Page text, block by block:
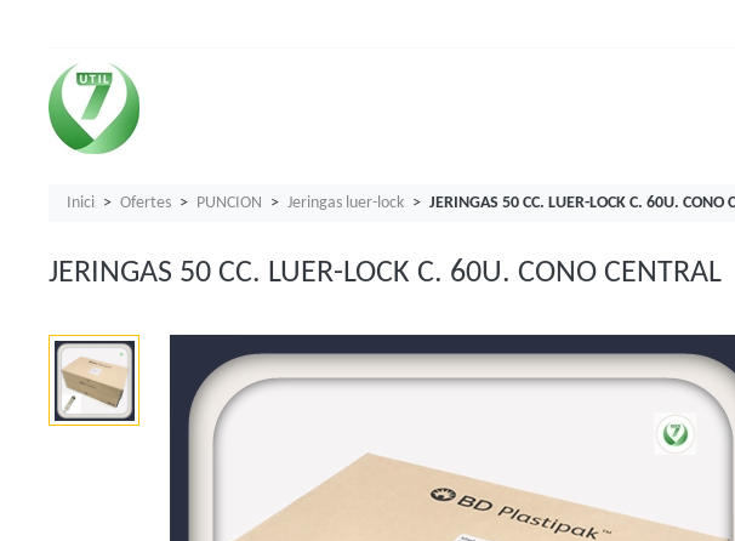
Inici Ofertes PUNCION Jeringas luer-lock JERINGAS 50 CC. LUER-LOCK C. 60U. CONO
JERINGAS 50 CC. LUER-LOCK C. 60U. CONO CENTRAL